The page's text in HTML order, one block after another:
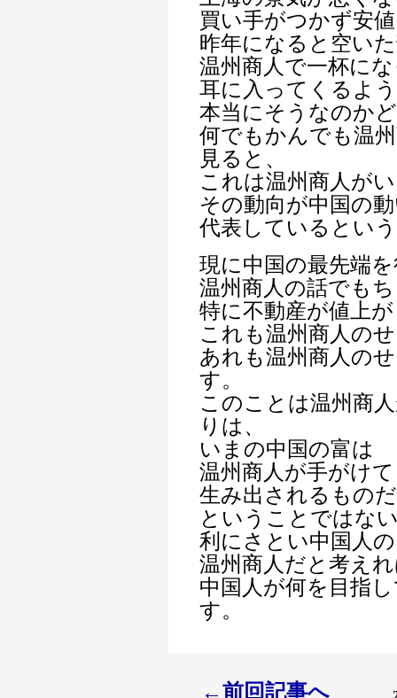
買い手がつかず安
昨年になると空い
温州商人で一杯に
耳に入ってくるよ
本当にそうなのか
何でもかんでも温
見ると、
これは温州商人が
その動向が中国の
代表しているとい
現に中国の最先端
温州商人の話でも
特に不動産が値上
これも温州商人の
あれも温州商人の
す。
このことは温州商
りは、
いまの中国の富は
温州商人が手がけ
生み出されるものだ
ということではな
利にさとい中国人
温州商人だと考え
中国人が何を目指
す。
←前回記事へ